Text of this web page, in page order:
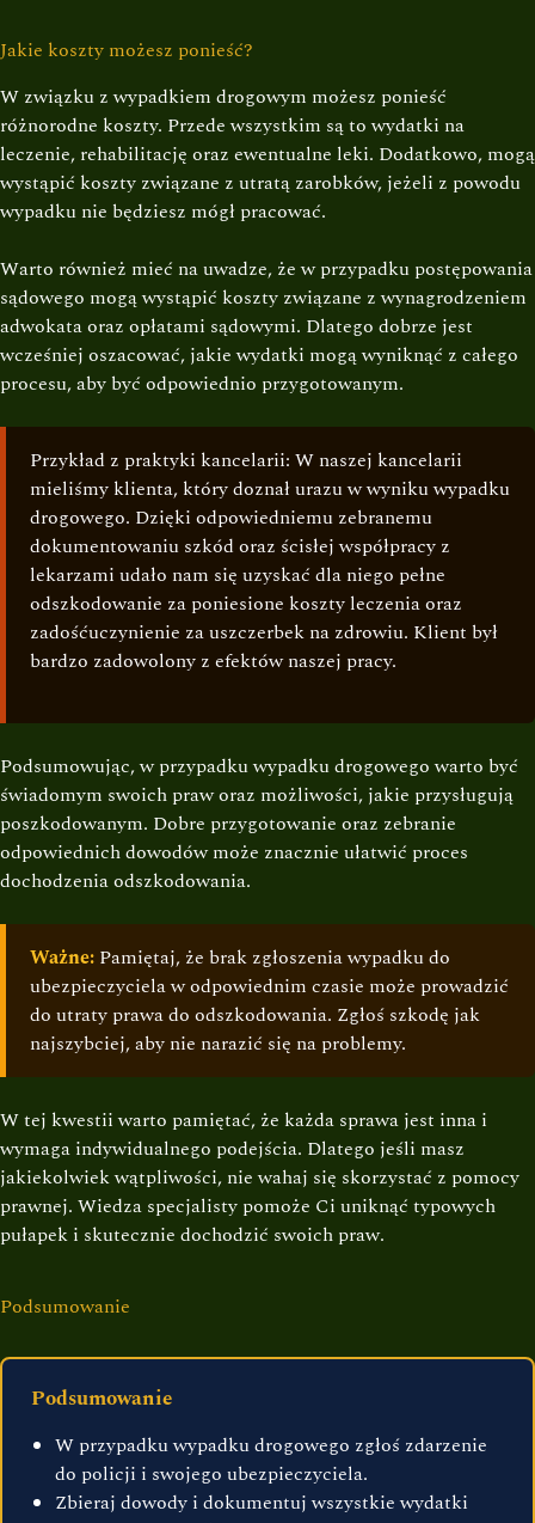
Jakie koszty możesz ponieść?
W związku z wypadkiem drogowym możesz ponieść
różnorodne koszty. Przede wszystkim są to wydatki na
leczenie, rehabilitację oraz ewentualne leki. Dodatkowo, mogą
wystąpić koszty związane z utratą zarobków, jeżeli z powodu
wypadku nie będziesz mógł pracować.
Warto również mieć na uwadze, że w przypadku postępowania
sądowego mogą wystąpić koszty związane z wynagrodzeniem
adwokata oraz opłatami sądowymi. Dlatego dobrze jest
wcześniej oszacować, jakie wydatki mogą wyniknąć z całego
procesu, aby być odpowiednio przygotowanym.
Przykład z praktyki kancelarii: W naszej kancelarii
mieliśmy klienta, który doznał urazu w wyniku wypadku
drogowego. Dzięki odpowiedniemu zebranemu
dokumentowaniu szkód oraz ścisłej współpracy z
lekarzami udało nam się uzyskać dla niego pełne
odszkodowanie za poniesione koszty leczenia oraz
zadośćuczynienie za uszczerbek na zdrowiu. Klient był
bardzo zadowolony z efektów naszej pracy.
Podsumowując, w przypadku wypadku drogowego warto być
świadomym swoich praw oraz możliwości, jakie przysługują
poszkodowanym. Dobre przygotowanie oraz zebranie
odpowiednich dowodów może znacznie ułatwić proces
dochodzenia odszkodowania.
Ważne: Pamiętaj, że brak zgłoszenia wypadku do
ubezpieczyciela w odpowiednim czasie może prowadzić
do utraty prawa do odszkodowania. Zgłoś szkodę jak
najszybciej, aby nie narazić się na problemy.
W tej kwestii warto pamiętać, że każda sprawa jest inna i
wymaga indywidualnego podejścia. Dlatego jeśli masz
jakiekolwiek wątpliwości, nie wahaj się skorzystać z pomocy
prawnej. Wiedza specjalisty pomoże Ci uniknąć typowych
pułapek i skutecznie dochodzić swoich praw.
Podsumowanie
Podsumowanie
W przypadku wypadku drogowego zgłoś zdarzenie
do policji i swojego ubezpieczyciela.
Zbieraj dowody i dokumentuj wszystkie wydatki